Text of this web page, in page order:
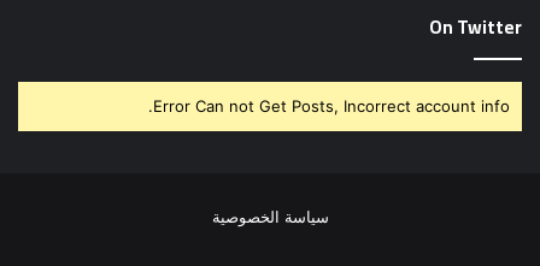
On Twitter
Error Can not Get Posts, Incorrect account info.
سياسة الخصوصية